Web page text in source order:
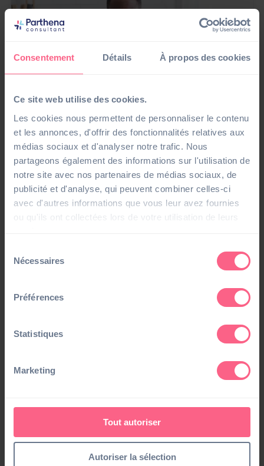
Consentement Détails À propos des cookies
Ce site web utilise des cookies.
Les cookies nous permettent de personnaliser le contenu
et les annonces, d'offrir des fonctionnalités relatives aux
médias sociaux et d'analyser notre trafic. Nous
partageons également des informations sur l'utilisation de
notre site avec nos partenaires de médias sociaux, de
publicité et d'analyse, qui peuvent combiner celles-ci
avec d'autres informations que vous leur avez fournies
ou qu'ils ont collectées lors de votre utilisation de leurs
Nécessaires
Préférences
Statistiques
Marketing
Tout autoriser
Autoriser la sélection
Fait générateur : Anticipez la réforme paie 2027
06/10/26 • 10H00 #Logiciel Paie